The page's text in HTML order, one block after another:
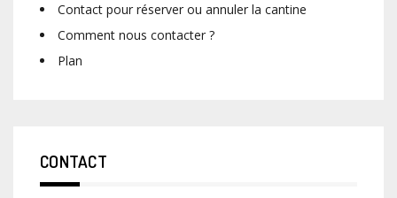
Contact pour réserver ou annuler la cantine
Comment nous contacter ?
Plan
CONTACT